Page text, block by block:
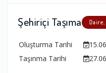
Şehiriçi Taşıma
Oluşturma Tarihi
Taşınma Tarihi